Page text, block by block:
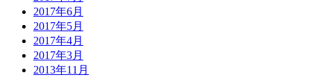
2017年6月
2017年5月
2017年4月
2017年3月
2013年11月